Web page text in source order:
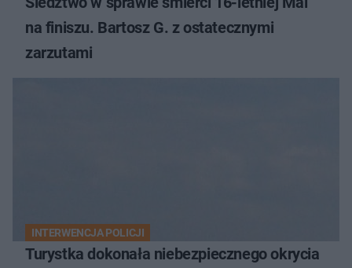
na finiszu. Bartosz G. z ostatecznymi
zarzutami
INTERWENCJA POLICJI
Turystka dokonała niebezpiecznego okrycia